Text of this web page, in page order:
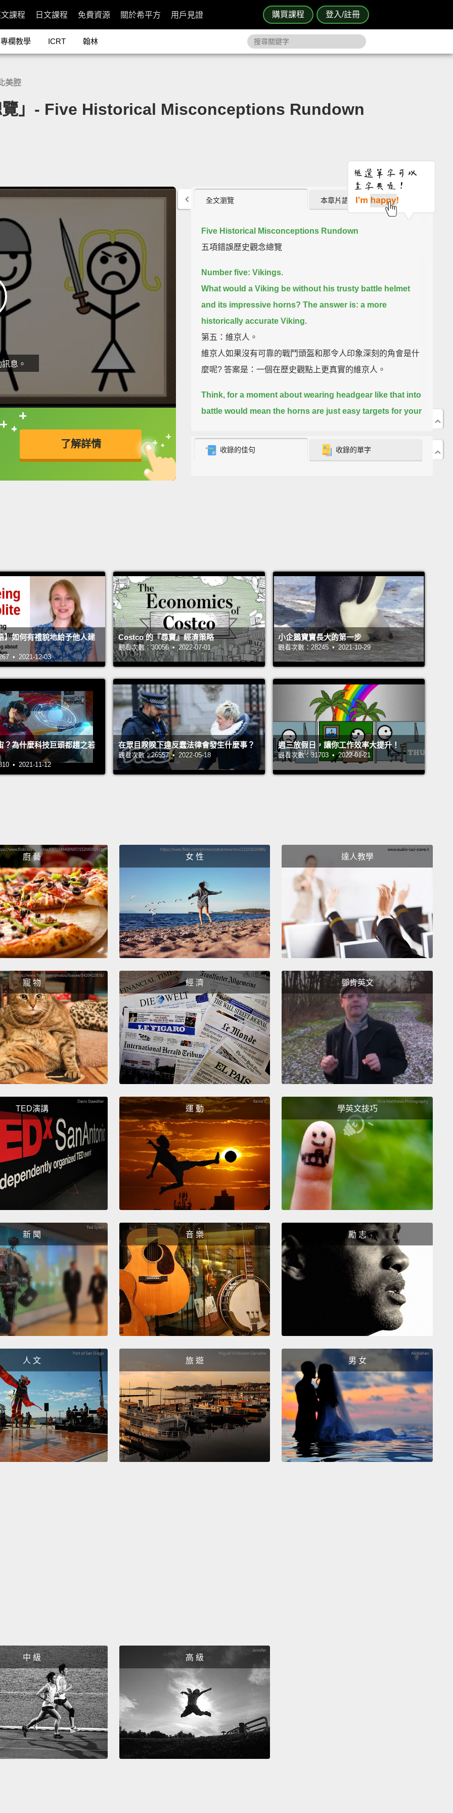
購買課程 登入/註冊
課程 日文課程 免費資源 關於希平方 用戶見證
專欄教學 ICRT 翰林
美腔
覽」- Five Historical Misconceptions Rundown
息。
了解詳情
接查字典喔！
英
全文瀏覽 本章片語 (0)
Five Historical Misconceptions Rundown
五項錯誤歷史觀念總覽
Number five: Vikings.
What would a Viking be without his trusty battle helmet
and its impressive horns? The answer is: a more
historically accurate Viking.
第五：維京人。
維京人如果沒有可靠的戰鬥頭盔和那令人印象深刻的角會是什
麼呢? 答案是：一個在歷史觀點上更真實的維京人。
Think, for a moment about wearing headgear like that into
battle would mean the horns are just easy targets for your
想想看，戴著那樣的頭飾去打仗，角只是敵人容易打擊的目
Horned helmets are a terrible idea, which is why
archaeologists have never found them at Viking battle
sites, and there's no evidence that they were ever used.
有角的頭盔真是個很糟的點子，這就是為什麼考古學家從沒在
維京人的戰鬥遺址找到它們，而且也沒有證據顯示他們有使用
It was poets and artists (people not known for caring
about facts and reality)
who gave the Vikings their silly
hats during the late 1800s, long after the Vikings could
"correct" their misconceptions.
這是詩人和藝術家(那些不是以關心事實真相聞名的人)他們在
18世紀末給維京人戴上了這愚蠢的帽子，而那發生在維京人能
her mean husband,
the Earl, raised taxes on the
townspeople of Coventry which Lady Godiva, and not
surprising the locals, thought were too high.
第四：Godiva夫人。
這個十一世紀英國貴族婦人的故事是關於她那不體恤人民的丈
夫，這位伯爵對Coventry鎮的居民提高稅賦，Godiva夫人，以
及不意外的當地居民，都認為稅賦太高了。
She badgered her husband, and he conceded in
exasperation to lower the taxes if she rode through town
naked, assuming that she never would, but she did.
她不斷糾纏她丈夫，伯爵不勝其擾而讓步，答應如果她光著身
子騎馬穿過城鎮，就降低稅賦--以為她絶對不可能這麼做--但她
真的去做了。
Because people don't like taxes, even though they're how
civilization is purchased, Lady Godiva's story lives on
notably in the Godiva logo and in popular songs.
因為人民不喜歡稅賦，即使那是文明的代價，Godiva夫人的故
事特別是在Godiva巧克力的商標和流行歌曲中繼續活躍著。
But while Lady Godiva was a real person and Coventry is
a real town, there is no record of her nude ride from the
time when it happened. So we can safely assume the
artists are to blame,
who made up the tale long after Lady
Godiva's death.
但雖然Godiva夫人是真實人物而且確實也有Coventry這個城
鎮，卻並沒有事發當時她裸體騎馬的紀錄。所以我們可以有把
握的假設這故事是捏造的。就像維京人的故事，又一次的，要
怪到詩人和藝術家頭上，他們在Godiva夫人過世許久之後，編
造了這傳說。
Number three: Napoleon.
Famously, this tiny, tiny general, perhaps to compensate
for his short stature,
took control of France, greatly
expanded its influence and dubbed himself emperor.
第三：拿破崙。
膾炙人口的，這小小將軍，或許是為了彌補他矮小的身材，掌
管法國，大大地擴展其影響力，並自封為皇帝。
However, England, with its eternal love for all things
French didn't care,
short-LOL version of the story in newspapers and
cartoons.
不過，英格蘭對於法國人不在乎的事物有著永無止境的喜愛，
在報紙和卡通上，演出「拿破崙超矮-哈哈哈(註一)」版本的故
收錄的佳句 收錄的單字
】如何有禮貌地給予他人建
• 2021-12-03
Costco 的『尋寶』經濟策略
觀看次數：30056 • 2022-07-01
小企鵝寶寶長大的第一步
觀看次數：28245 • 2021-10-29
？為什麼科技巨頭都趨之若
• 2021-11-12
在眾目睽睽下違反蠢法律會發生什麼事？
觀看次數：26557 • 2022-05-18
週三放假日，讓你工作效率大提升！
觀看次數：31703 • 2022-01-21
廚 藝 女 性 達人教學
寵 物 經 濟 鄧肯英文
TED演講 運 動 學英文技巧
新 聞 音 樂 勵 志
人 文 旅 遊 男 女
中 級 高 級